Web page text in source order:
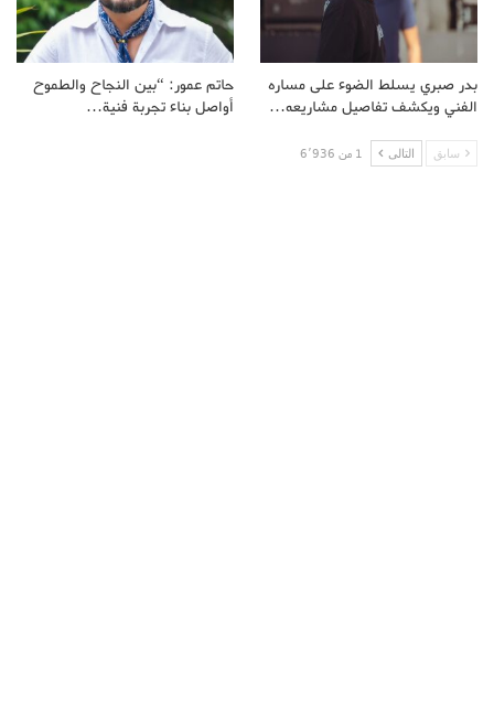
بدر صبري يسلط الضوء على مساره
الفني ويكشف تفاصيل مشاريعه…
حاتم عمور: “بين النجاح والطموح
أواصل بناء تجربة فنية…
سابق التالى 1 من 6٬936